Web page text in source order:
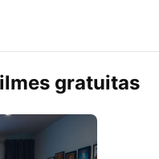
gratuitas